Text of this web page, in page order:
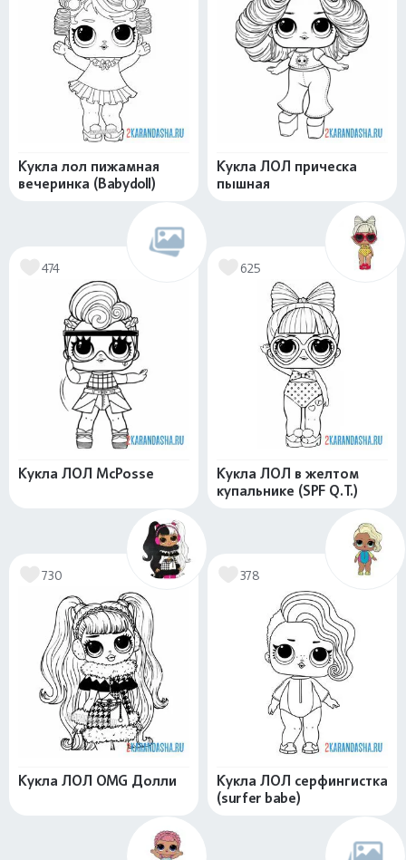
Кукла лол пижамная
вечеринка (Babydoll)
Кукла ЛОЛ прическа
пышная
474
Кукла ЛОЛ McPosse
625
Кукла ЛОЛ в желтом
купальнике (SPF Q.T.)
730
Кукла ЛОЛ OMG Долли
378
Кукла ЛОЛ серфингистка
(surfer babe)